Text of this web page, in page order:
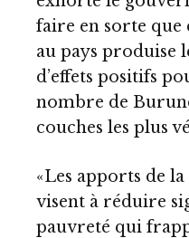
faire en sorte
au pays produise
d’effets positifs
nombre de
couches les plus
«Les apports de
visent à réduire
pauvreté qui